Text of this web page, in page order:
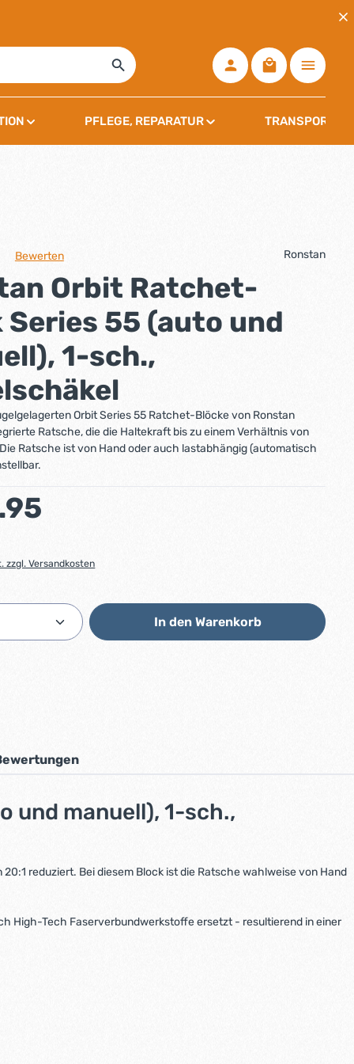
Warenkorb
PFLEGE, REPARATUR TRANSPORT,
Bewerten Ronstan
Orbit Ratchet-
Series 55 (auto und
1-sch.,
Orbit Series 55 Ratchet-Blöcke von Ronstan
Ratsche, die die Haltekraft bis zu einem Verhältnis von
Ratsche ist von Hand oder auch lastabhängig (automatisch
zzgl. Versandkosten
Gib den gewünschten Wert ein
In den Warenkorb
und manuell), 1-sch.,
reduziert. Bei diesem Block ist die Ratsche wahlweise von Hand
High-Tech Faserverbundwerkstoffe ersetzt - resultierend in einer